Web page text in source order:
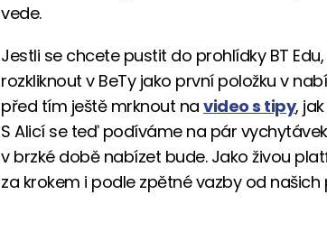
vede.
Jestli se chcete pustit do prohlídky BT
rozkliknout v BeTy jako první položku v
před tím ještě mrknout na video s tipy,
S Alicí se teď podíváme na pár
v brzké době nabízet bude. Jako živou
za krokem i podle zpětné vazby od našich